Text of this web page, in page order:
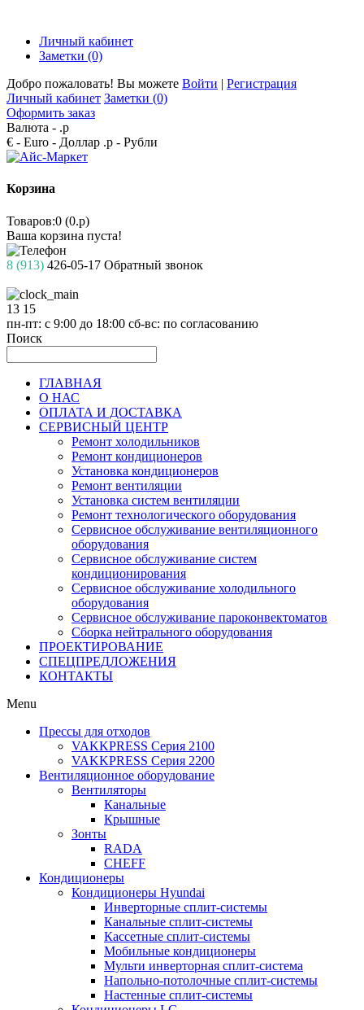
Личный кабинет
Заметки (0)
Добро пожаловать! Вы можете Войти | Регистрация
Личный кабинет Заметки (0)
Оформить заказ
Валюта - .р
€ - Euro - Доллар .р - Рубли
Корзина
Товаров:0 (0.р)
Ваша корзина пуста!
8 (913) 426-05-17 Обратный звонок
13 15
пн-пт: с 9:00 до 18:00 сб-вс: по согласованию
Поиск
ГЛАВНАЯ
О НАС
ОПЛАТА И ДОСТАВКА
СЕРВИСНЫЙ ЦЕНТР
Ремонт холодильников
Ремонт кондиционеров
Установка кондиционеров
Ремонт вентиляции
Установка систем вентиляции
Ремонт технологического оборудования
Cервисное обслуживание вентиляционного
оборудования
Cервисное обслуживание систем
кондиционирования
Cервисное обслуживание холодильного
оборудования
Сервисное обслуживание пароконвектоматов
Сборка нейтрального оборудования
ПРОЕКТИРОВАНИЕ
СПЕЦПРЕДЛОЖЕНИЯ
КОНТАКТЫ
Menu
Прессы для отходов
VAKKPRESS Серия 2100
VAKKPRESS Серия 2200
Вентиляционное оборудование
Вентиляторы
Канальные
Крышные
Зонты
RADA
CHEFF
Кондиционеры
Кондиционеры Hyundai
Инверторные сплит-системы
Канальные сплит-системы
Кассетные сплит-системы
Мобильные кондиционеры
Мульти инверторная сплит-система
Напольно-потолочные сплит-системы
Настенные сплит-системы